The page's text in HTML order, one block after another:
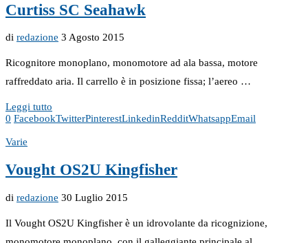
Curtiss SC Seahawk
di redazione 3 Agosto 2015
Ricognitore monoplano, monomotore ad ala bassa, motore
raffreddato aria. Il carrello è in posizione fissa; l’aereo …
Leggi tutto
0 FacebookTwitterPinterestLinkedinRedditWhatsappEmail
Varie
Vought OS2U Kingfisher
di redazione 30 Luglio 2015
Il Vought OS2U Kingfisher è un idrovolante da ricognizione,